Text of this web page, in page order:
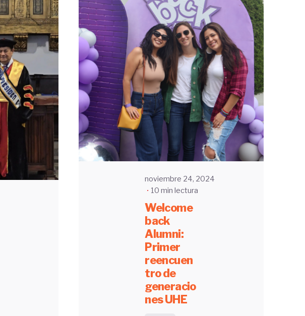
Enviado
por
UHE
noviembre 24, 2024
10 min lectura
Welcome
back
Alumni:
Primer
reencuen
tro de
generacio
nes UHE